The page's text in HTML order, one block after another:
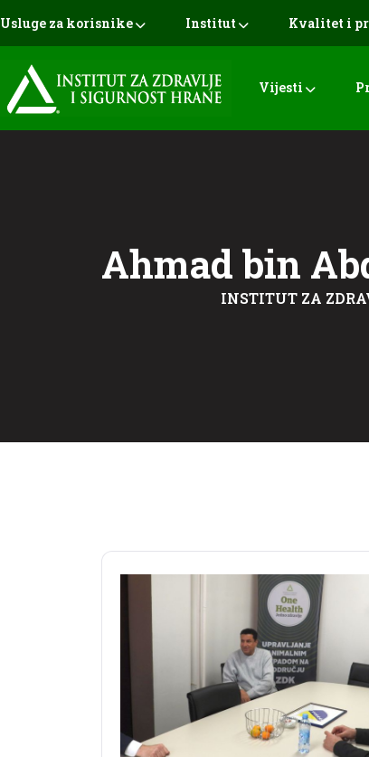
Usluge za korisnike Institut Kvalitet i
Vijesti
Ahmad bin
INSTITUT ZA